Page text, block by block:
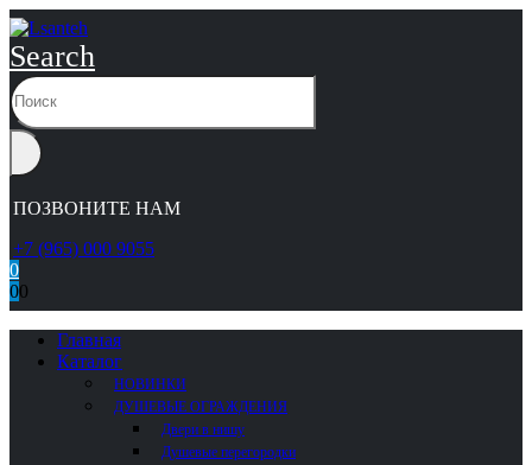
Search
ПОЗВОНИТЕ НАМ
+7 (965) 000 9055
0
00
Главная
Каталог
НОВИНКИ
ДУШЕВЫЕ ОГРАЖДЕНИЯ
Двери в нишу
Душевые перегородки